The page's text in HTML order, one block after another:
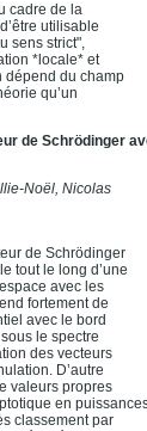
cadre de la
utilisable
sens strict",
*locale* et
du champ
qu’un
de Schrödinger
Noël, Nicolas
de Schrödinger
tout le long d’une
avec les
fortement de
avec le bord
le spectre
des vecteurs
D’autre
valeurs propres
en
classement par